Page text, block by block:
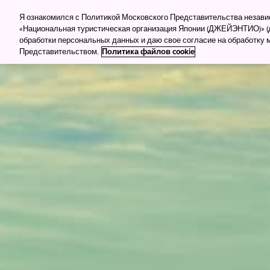
Для туркомпаний Для прессы Деловой
Куда
Я ознакомился с Политикой Московского Представительства
«Национальная туристическая организация Японии (ДЖЕЙЭНТИО)»
обработки персональных данных и даю свое согласие на
Представительством. Политика файлов cookie